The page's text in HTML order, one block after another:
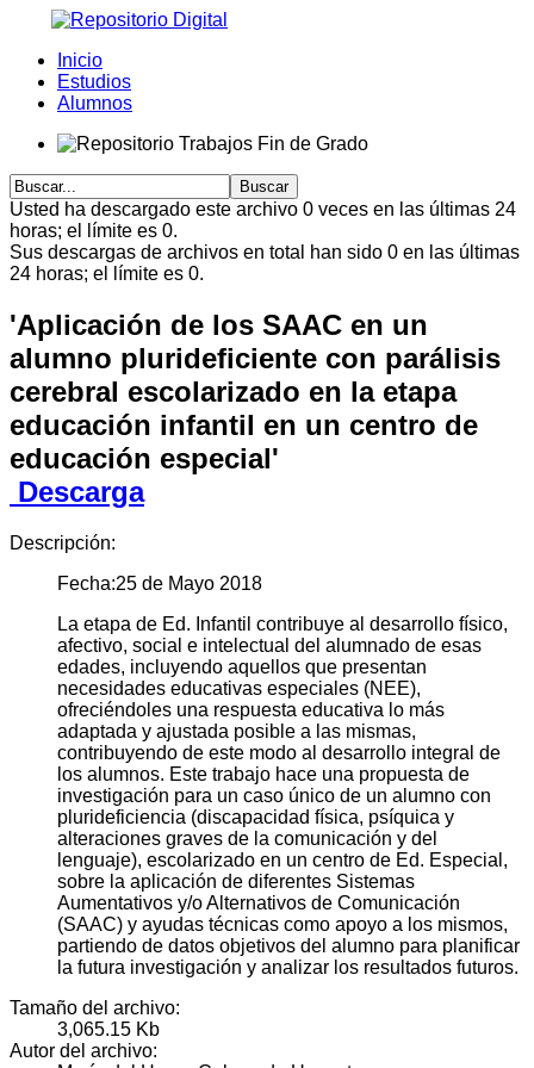
Inicio
Estudios
Alumnos
Usted ha descargado este archivo 0 veces en las últimas 24
horas; el límite es 0.
Sus descargas de archivos en total han sido 0 en las últimas
24 horas; el límite es 0.
'Aplicación de los SAAC en un
alumno plurideficiente con parálisis
cerebral escolarizado en la etapa
educación infantil en un centro de
educación especial'
Descarga
Descripción:
Fecha:25 de Mayo 2018
La etapa de Ed. Infantil contribuye al desarrollo físico,
afectivo, social e intelectual del alumnado de esas
edades, incluyendo aquellos que presentan
necesidades educativas especiales (NEE),
ofreciéndoles una respuesta educativa lo más
adaptada y ajustada posible a las mismas,
contribuyendo de este modo al desarrollo integral de
los alumnos. Este trabajo hace una propuesta de
investigación para un caso único de un alumno con
plurideficiencia (discapacidad física, psíquica y
alteraciones graves de la comunicación y del
lenguaje), escolarizado en un centro de Ed. Especial,
sobre la aplicación de diferentes Sistemas
Aumentativos y/o Alternativos de Comunicación
(SAAC) y ayudas técnicas como apoyo a los mismos,
partiendo de datos objetivos del alumno para planificar
la futura investigación y analizar los resultados futuros.
Tamaño del archivo:
3,065.15 Kb
Autor del archivo: